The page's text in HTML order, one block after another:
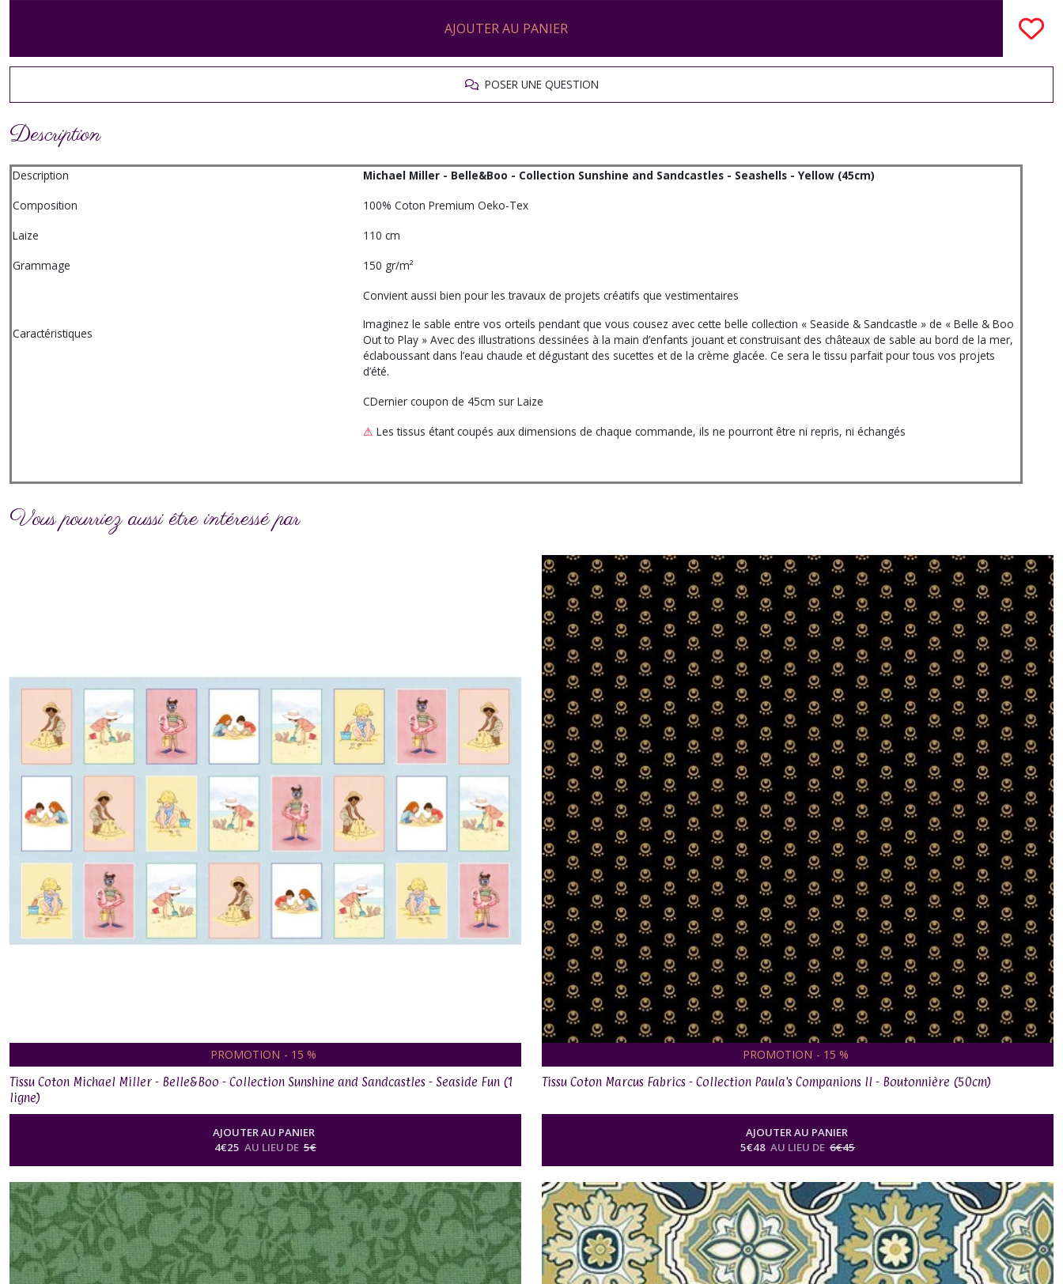
AJOUTER AU PANIER
POSER UNE QUESTION
Description
Description
Michael Miller - Belle&Boo - Collection Sunshine and Sandcastles - Seashells - Yellow (45cm)
Composition
100% Coton Premium Oeko-Tex
Laize
110 cm
Grammage
150 gr/m²
Caractéristiques
Convient aussi bien pour les travaux de projets créatifs que vestimentaires
Imaginez le sable entre vos orteils pendant que vous cousez avec cette belle collection « Seaside & Sandcastle » de « Belle & Boo
Out to Play » Avec des illustrations dessinées à la main d’enfants jouant et construisant des châteaux de sable au bord de la mer,
éclaboussant dans l’eau chaude et dégustant des sucettes et de la crème glacée. Ce sera le tissu parfait pour tous vos projets
d’été.
CDernier coupon de 45cm sur Laize
⚠ Les tissus étant coupés aux dimensions de chaque commande, ils ne pourront être ni repris, ni échangés
Vous pourriez aussi être intéressé par
PROMOTION - 15 %
Tissu Coton Michael Miller - Belle&Boo - Collection Sunshine and Sandcastles - Seaside Fun (1
ligne)
AJOUTER AU PANIER
4€25 AU LIEU DE 5€
PROMOTION - 15 %
Tissu Coton Marcus Fabrics - Collection Paula's Companions II - Boutonnière (50cm)
AJOUTER AU PANIER
5€48 AU LIEU DE 6€45